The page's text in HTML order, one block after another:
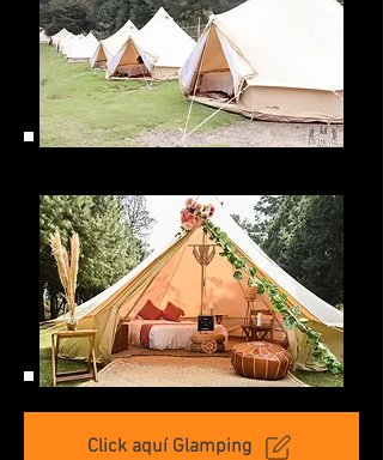
Click aquí Glamping